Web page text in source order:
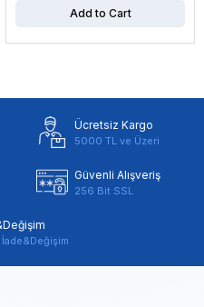
Add to Cart
Ücretsiz Kargo
5000 TL ve Üzeri
Güvenli Alışveriş
256 Bit SSL